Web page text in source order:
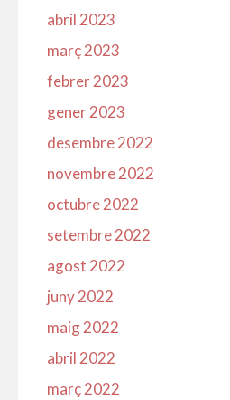
abril 2023
març 2023
febrer 2023
gener 2023
desembre 2022
novembre 2022
octubre 2022
setembre 2022
agost 2022
juny 2022
maig 2022
abril 2022
març 2022